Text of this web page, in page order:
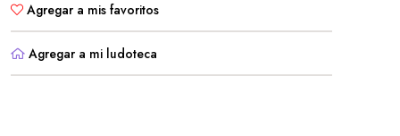
Agregar a mis favoritos
Agregar a mi ludoteca